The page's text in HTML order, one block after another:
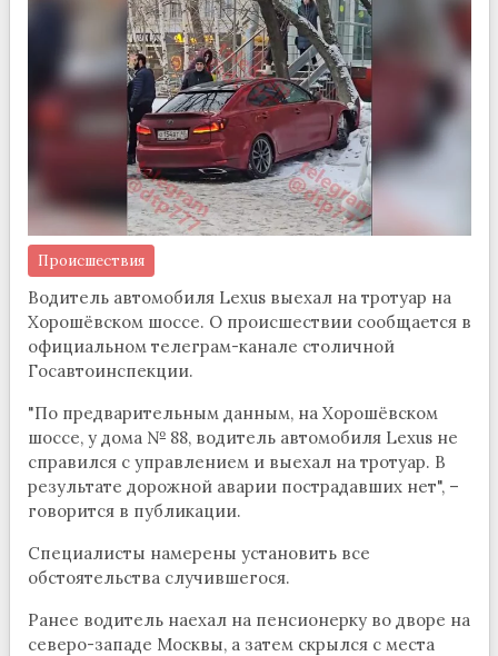
Происшествия
Водитель автомобиля Lexus выехал на тротуар на
Хорошёвском шоссе. О происшествии сообщается в
официальном телеграм-канале столичной
Госавтоинспекции.
"По предварительным данным, на Хорошёвском
шоссе, у дома № 88, водитель автомобиля Lexus не
справился с управлением и выехал на тротуар. В
результате дорожной аварии пострадавших нет", –
говорится в публикации.
Специалисты намерены установить все
обстоятельства случившегося.
Ранее водитель наехал на пенсионерку во дворе на
северо-западе Москвы, а затем скрылся с места